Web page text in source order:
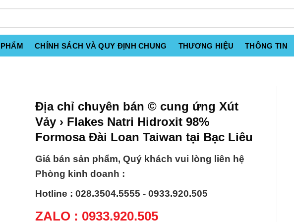
CHÍNH SÁCH VÀ QUY ĐỊNH CHUNG THƯƠNG HIỆU THÔNG TIN
Địa chỉ chuyên bán © cung ứng Xút
Vảy › Flakes Natri Hidroxit 98%
Formosa Đài Loan Taiwan tại Bạc Liêu
Giá bán sản phẩm, Quý khách vui lòng liên hệ
Phòng kinh doanh :
Hotline : 028.3504.5555 - 0933.920.505
ZALO : 0933.920.505